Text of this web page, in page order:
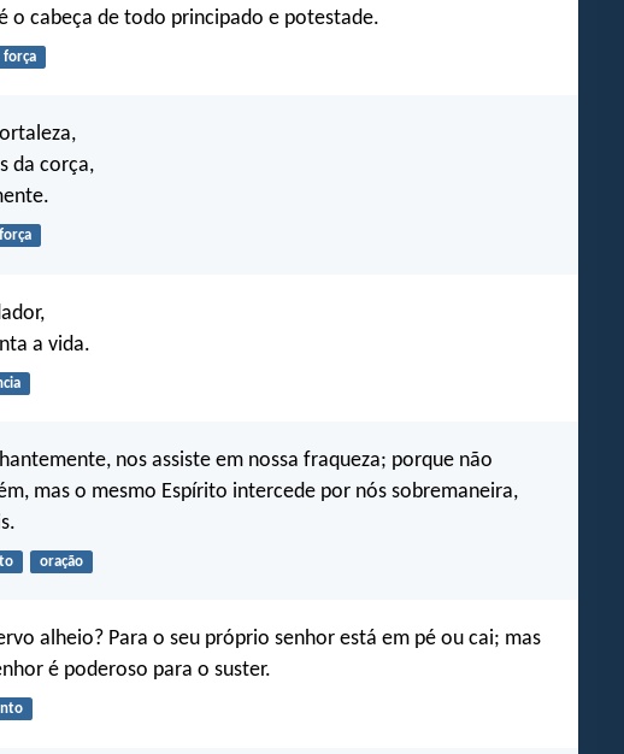
o cabeça de todo principado e potestade.
força
da corça,
força
a vida.
nos assiste em nossa fraqueza; porque não
mas o mesmo Espírito intercede por nós sobremaneira,
oração
alheio? Para o seu próprio senhor está em pé ou cai; mas
é poderoso para o suster.